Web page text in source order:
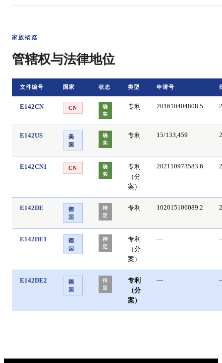
家族概览
管辖权与法律地位
文件编号 国家 状态 类型 申请号
E142CN CN
确
实
专利 201610404808.5
E142US
美
国
确
实
专利 15/133,459
E142CN1 CN
确
实
专利
（分
案）
202110973583.6
E142DE
德
国
待
定
专利 102015106089.2
E142DE1
德
国
待
定
专利
（分
案）
—
E142DE2
德
国
待
定
专利
（分
案）
—